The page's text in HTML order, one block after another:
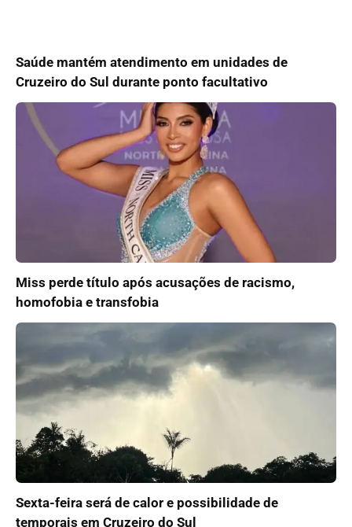
Saúde mantém atendimento em unidades de
Cruzeiro do Sul durante ponto facultativo
Miss perde título após acusações de racismo,
homofobia e transfobia
Sexta-feira será de calor e possibilidade de
temporais em Cruzeiro do Sul